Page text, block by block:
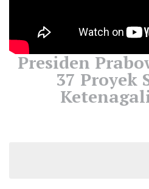
Presiden
37 Proyek